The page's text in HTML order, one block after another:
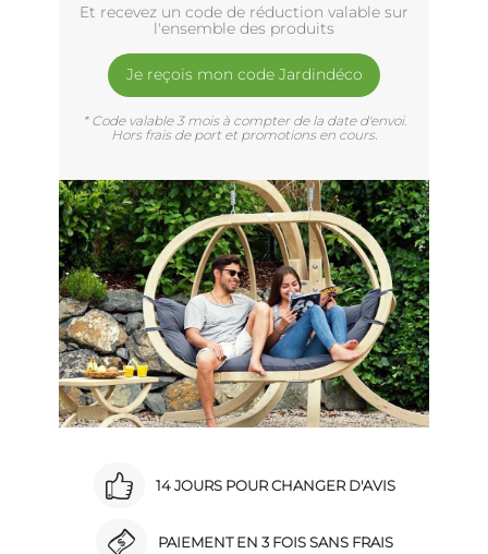
Et recevez un code de réduction valable sur
l'ensemble des produits
Je reçois mon code Jardindéco
* Code valable 3 mois à compter de la date d'envoi.
Hors frais de port et promotions en cours.
14 JOURS POUR CHANGER D'AVIS
PAIEMENT EN 3 FOIS SANS FRAIS